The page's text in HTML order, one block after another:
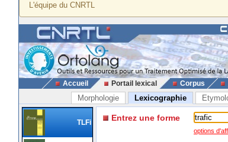
L'équipe du CNRTL
Accueil Portail lexical Corpus
Morphologie Lexicographie
TLFi Entrez une forme
options